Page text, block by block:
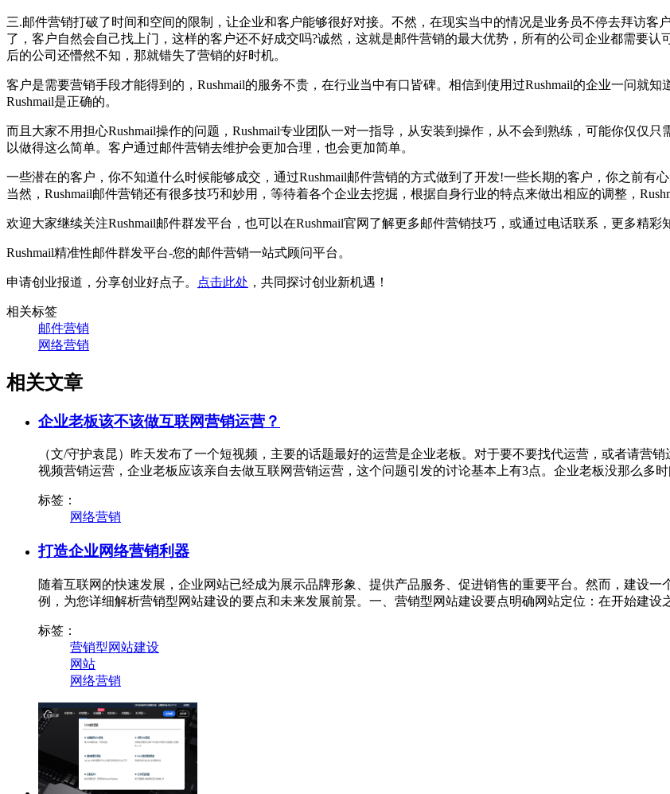
三.邮件营销打破了时间和空间的限制，让企业和客户能够很好对接。不然，在现实当中的情况是业务员不停去拜访
了，客户自然会自己找上门，这样的客户还不好成交吗?诚然，这就是邮件营销的最大优势，所有的公司企业都需要
后的公司还懵然不知，那就错失了营销的好时机。
客户是需要营销手段才能得到的，Rushmail的服务不贵，在行业当中有口皆碑。相信到使用过Rushmail的企业一问就
Rushmail是正确的。
而且大家不用担心Rushmail操作的问题，Rushmail专业团队一对一指导，从安装到操作，从不会到熟练，可能你仅仅
以做得这么简单。客户通过邮件营销去维护会更加合理，也会更加简单。
一些潜在的客户，你不知道什么时候能够成交，通过Rushmail邮件营销的方式做到了开发!一些长期的客户，你之前有
当然，Rushmail邮件营销还有很多技巧和妙用，等待着各个企业去挖掘，根据自身行业的特点来做出相应的调整，
欢迎大家继续关注Rushmail邮件群发平台，也可以在Rushmail官网了解更多邮件营销技巧，或通过电话联系，更多精彩
Rushmail精准性邮件群发平台-您的邮件营销一站式顾问平台。
申请创业报道，分享创业好点子。 点击此处 ，共同探讨创业新机遇！
相关标签
邮件营销
网络营销
相关文章
企业老板该不该做互联网营销运营？
（文/守护袁昆）昨天发布了一个短视频，主要的话题最好的运营是企业老板。对于要不要找代运营，或者请营
视频营销运营，企业老板应该亲自去做互联网营销运营，这个问题引发的讨论基本上有3点。企业老板没那么多
标签：
网络营销
打造企业网络营销利器
随着互联网的快速发展，企业网站已经成为展示品牌形象、提供产品服务、促进销售的重要平台。然而，建设
例，为您详细解析营销型网站建设的要点和未来发展前景。一、营销型网站建设要点明确网站定位：在开始建
标签：
营销型网站建设
网站
网络营销